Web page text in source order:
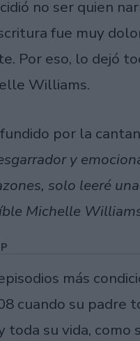
no ser quien
fue muy
Por eso, lo dejó
Williams.
por la
y
solo leeré
Michelle
más
cuando su
toda su vida,